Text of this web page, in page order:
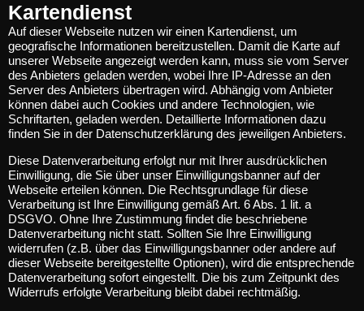
Kartendienst
Auf dieser Webseite nutzen wir einen Kartendienst, um
geografische Informationen bereitzustellen. Damit die Karte auf
unserer Webseite angezeigt werden kann, muss sie vom Server
des Anbieters geladen werden, wobei Ihre IP-Adresse an den
Server des Anbieters übertragen wird. Abhängig vom Anbieter
können dabei auch Cookies und andere Technologien, wie
Schriftarten, geladen werden. Detaillierte Informationen dazu
finden Sie in der Datenschutzerklärung des jeweiligen Anbieters.
Diese Datenverarbeitung erfolgt nur mit Ihrer ausdrücklichen
Einwilligung, die Sie über unser Einwilligungsbanner auf der
Webseite erteilen können. Die Rechtsgrundlage für diese
Verarbeitung ist Ihre Einwilligung gemäß Art. 6 Abs. 1 lit. a
DSGVO. Ohne Ihre Zustimmung findet die beschriebene
Datenverarbeitung nicht statt. Sollten Sie Ihre Einwilligung
widerrufen (z.B. über das Einwilligungsbanner oder andere auf
dieser Webseite bereitgestellte Optionen), wird die entsprechende
Datenverarbeitung sofort eingestellt. Die bis zum Zeitpunkt des
Widerrufs erfolgte Verarbeitung bleibt dabei rechtmäßig.